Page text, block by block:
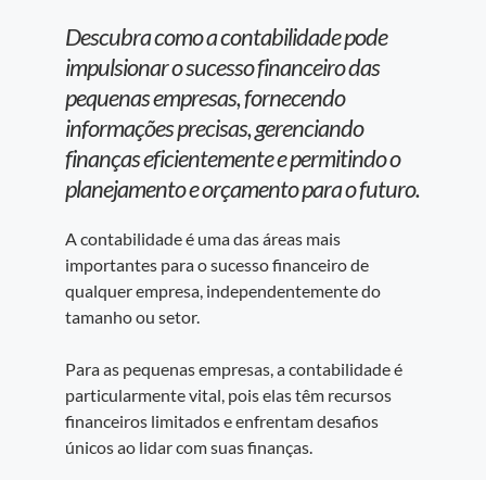
Descubra como a contabilidade pode
impulsionar o sucesso financeiro das
pequenas empresas, fornecendo
informações precisas, gerenciando
finanças eficientemente e permitindo o
planejamento e orçamento para o futuro.
A contabilidade é uma das áreas mais
importantes para o sucesso financeiro de
qualquer empresa, independentemente do
tamanho ou setor.
Para as pequenas empresas, a contabilidade é
particularmente vital, pois elas têm recursos
financeiros limitados e enfrentam desafios
únicos ao lidar com suas finanças.